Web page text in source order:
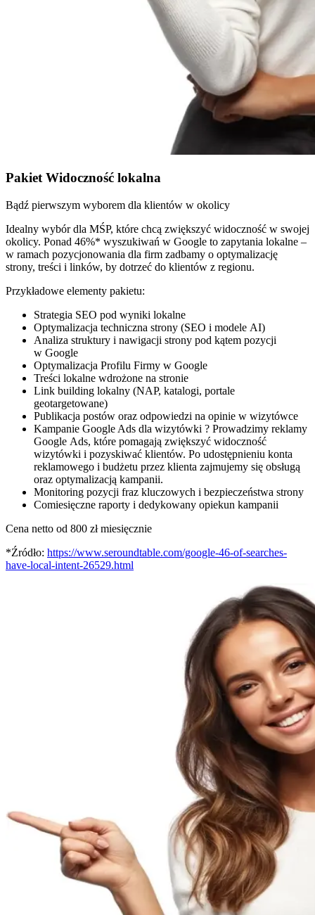
Pakiet Widoczność lokalna
Bądź pierwszym wyborem dla klientów w okolicy
Idealny wybór dla MŚP, które chcą zwiększyć widoczność w swojej
okolicy. Ponad 46%* wyszukiwań w Google to zapytania lokalne –
w ramach pozycjonowania dla firm zadbamy o optymalizację
strony, treści i linków, by dotrzeć do klientów z regionu.
Przykładowe elementy pakietu:
Strategia SEO pod wyniki lokalne
Optymalizacja techniczna strony (SEO i modele AI)
Analiza struktury i nawigacji strony pod kątem pozycji
w Google
Optymalizacja Profilu Firmy w Google
Treści lokalne wdrożone na stronie
Link building lokalny (NAP, katalogi, portale
geotargetowane)
Publikacja postów oraz odpowiedzi na opinie w wizytówce
Kampanie Google Ads dla wizytówki ? Prowadzimy reklamy
Google Ads, które pomagają zwiększyć widoczność
wizytówki i pozyskiwać klientów. Po udostępnieniu konta
reklamowego i budżetu przez klienta zajmujemy się obsługą
oraz optymalizacją kampanii.
Monitoring pozycji fraz kluczowych i bezpieczeństwa strony
Comiesięczne raporty i dedykowany opiekun kampanii
Cena netto od 800 zł miesięcznie
*Źródło: https://www.seroundtable.com/google-46-of‑searches-
have‑local-intent-26529.html